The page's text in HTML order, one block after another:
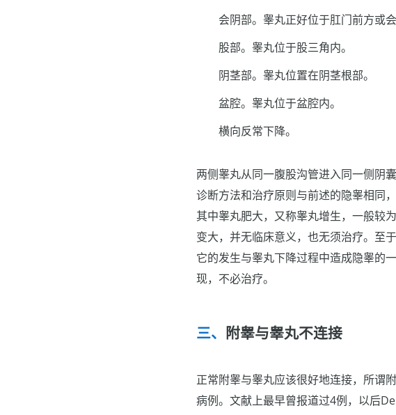
会阴部。睾丸正好位于肛门前方或
股部。睾丸位于股三角内。
阴茎部。睾丸位置在阴茎根部。
盆腔。睾丸位于盆腔内。
横向反常下降。
两侧睾丸从同一腹股沟管进入同一侧阴
诊断方法和治疗原则与前述的隐睾相同
其中睾丸肥大，又称睾丸增生，一般较
变大，并无临床意义，也无须治疗。至
它的发生与睾丸下降过程中造成隐睾的
现，不必治疗。
附睾与睾丸不连接
正常附睾与睾丸应该很好地连接，所谓
病例。文献上最早曾报道过4例，以后